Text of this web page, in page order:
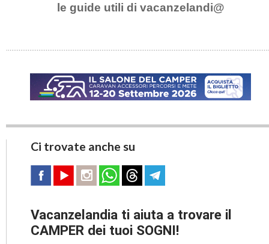
le guide utili di vacanzelandi@
Ci trovate anche su
Vacanzelandia ti aiuta a trovare il
CAMPER dei tuoi SOGNI!